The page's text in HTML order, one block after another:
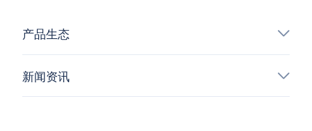
产品生态
新闻资讯